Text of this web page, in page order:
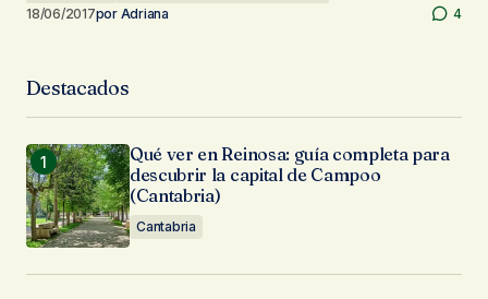
18/06/2017por Adriana 4
Destacados
Qué ver en Reinosa: guía completa para
descubrir la capital de Campoo
(Cantabria)
Cantabria